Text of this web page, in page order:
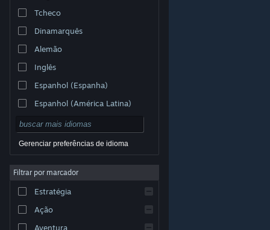
© Valve Corporation. Todos os direitos reservados.
respectivos donos nos EUA e em outros países.
Acessibilidade
Reembolsos|Cookies
Tcheco
Dinamarquês
Alemão
Inglês
Espanhol (Espanha)
Espanhol (América Latina)
Gerenciar preferências de idioma
Filtrar por marcador
Estratégia
Ação
Aventura